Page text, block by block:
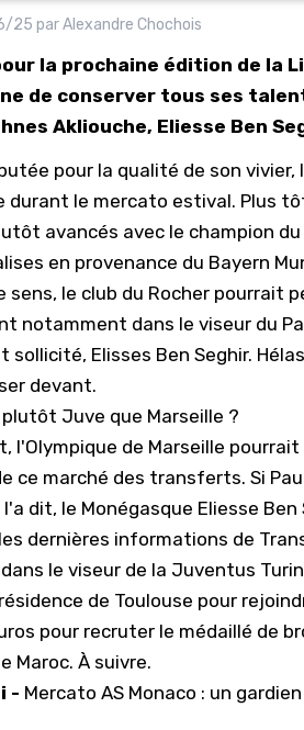
25 parAlexandre Chochois
la prochaine édition de la
de conserver tous ses
Akliouche, Eliesse Ben
pour la qualité de son vivier,
durant le mercato estival. Plus
avancés avec le champion
en provenance du Bayern
sens, le club du Rocher pourrait
notamment dans le viseur du
sollicité, Elisses Ben Seghir.
devant.
plutôt Juve que Marseille ?
l'Olympique de Marseille
ce marché des transferts. Si
l'a dit, le Monégasque Eliesse
dernières informations de
le viseur de la Juventus
de Toulouse pour
pour recruter le médaillé de
Maroc. À suivre.
- Mercato AS Monaco : un